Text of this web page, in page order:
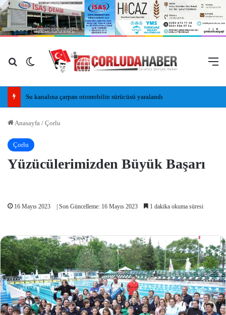
Arama yap ...
Dış görünümü değiştir
Su kanalına çarpan otomobilin sürücüsü yaralandı
Anasayfa / Çorlu
Çorlu
Yüzücülerimizden Büyük Başarı
16 Mayıs 2023 | Son Güncelleme: 16 Mayıs 2023 1 dakika okuma süresi